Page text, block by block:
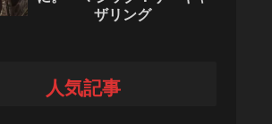
ザリング
人気記事